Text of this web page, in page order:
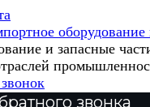
и запасные
звонка